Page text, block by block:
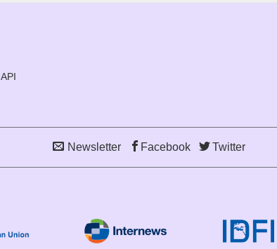
API
Newsletter Facebook Twitter